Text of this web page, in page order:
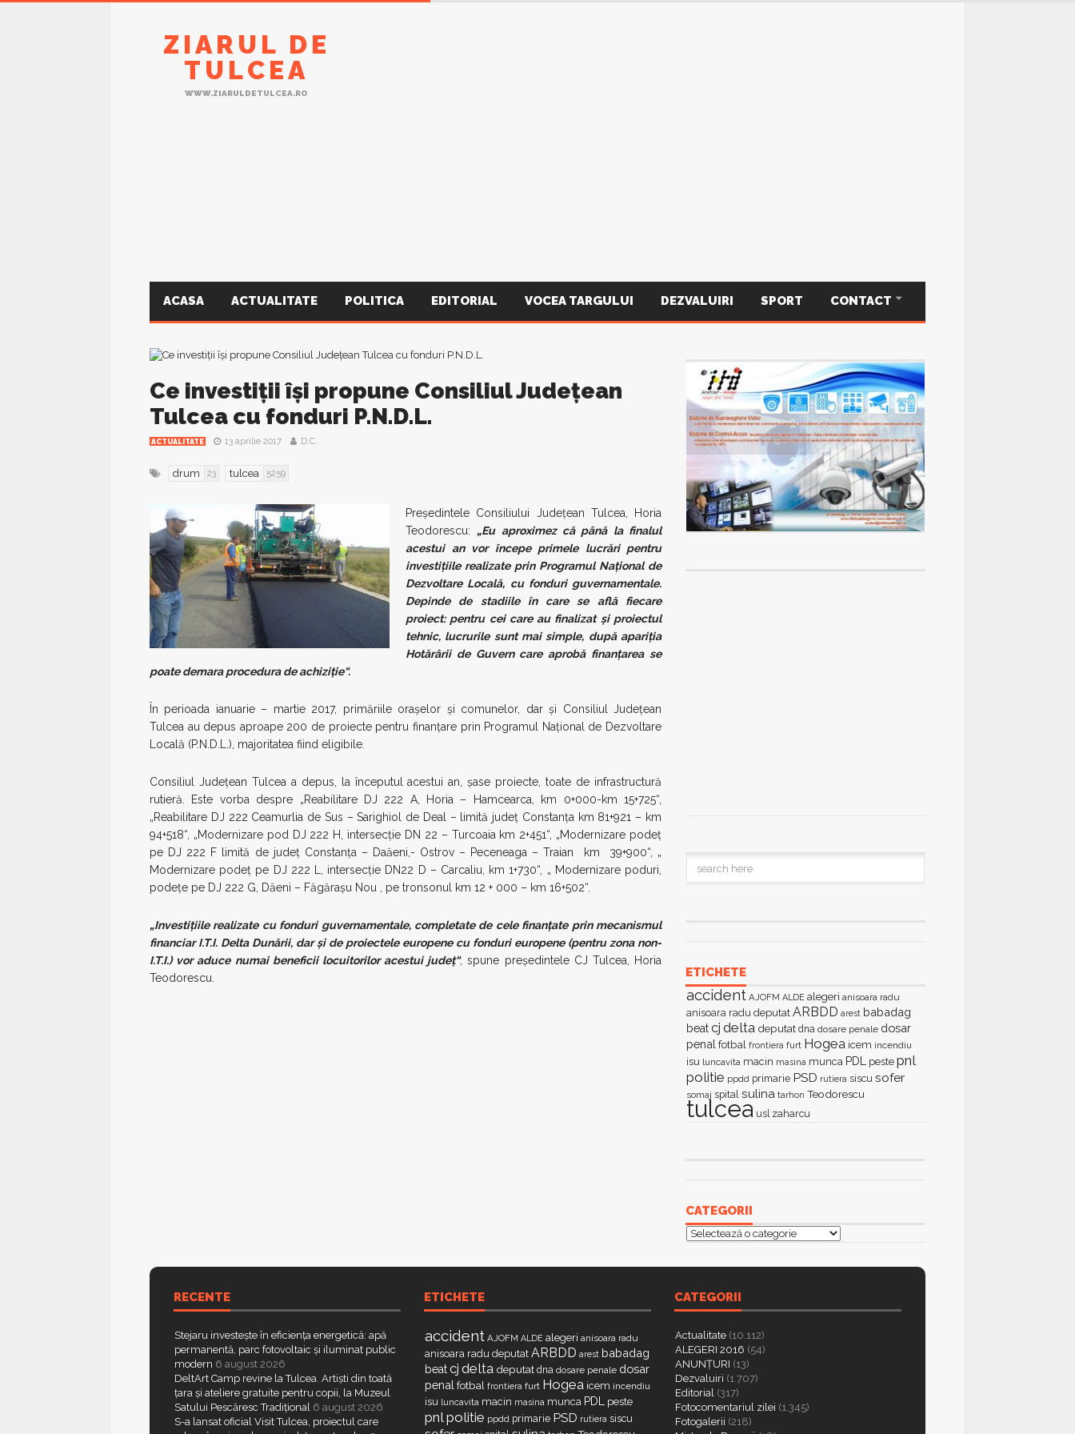
ZIARUL DE
TULCEA
WWW.ZIARULDETULCEA.RO
ACASA ACTUALITATE POLITICA EDITORIAL VOCEA TARGULUI DEZVALUIRI SPORT CONTACT
Ce investiții își propune Consiliul Județean
Tulcea cu fonduri P.N.D.L.
ACTUALITATE 13 aprilie 2017 D.C.
drum 23 tulcea 5259
Președintele Consiliului Județean Tulcea, Horia
Teodorescu: „Eu aproximez că până la finalul
acestui an vor începe primele lucrări pentru
investițiile realizate prin Programul Național de
Dezvoltare Locală, cu fonduri guvernamentale.
Depinde de stadiile în care se află fiecare
proiect: pentru cei care au finalizat și proiectul
tehnic, lucrurile sunt mai simple, după apariția
Hotărârii de Guvern care aprobă finanțarea se
poate demara procedura de achiziție“.
În perioada ianuarie – martie 2017, primăriile orașelor și comunelor, dar și Consiliul Județean
Tulcea au depus aproape 200 de proiecte pentru finanțare prin Programul Național de Dezvoltare
Locală (P.N.D.L.), majoritatea fiind eligibile.
Consiliul Județean Tulcea a depus, la începutul acestui an, șase proiecte, toate de infrastructură
rutieră. Este vorba despre „Reabilitare DJ 222 A, Horia – Hamcearca, km 0+000-km 15+725“,
„Reabilitare DJ 222 Ceamurlia de Sus – Sarighiol de Deal – limită județ Constanța km 81+921 – km
94+518“, „Modernizare pod DJ 222 H, intersecție DN 22 – Turcoaia km 2+451“, „Modernizare podeț
pe DJ 222 F limită de județ Constanța – Daăeni,- Ostrov – Peceneaga – Traian km 39+900“, „
Modernizare podeț pe DJ 222 L, intersecție DN22 D – Carcaliu, km 1+730“, „ Modernizare poduri,
podețe pe DJ 222 G, Dăeni – Făgărașu Nou , pe tronsonul km 12 + 000 – km 16+502“.
„Investițiile realizate cu fonduri guvernamentale, completate de cele finanțate prin mecanismul
financiar I.T.I. Delta Dunării, dar și de proiectele europene cu fonduri europene (pentru zona non-
I.T.I.) vor aduce numai beneficii locuitorilor acestui județ“, spune președintele CJ Tulcea, Horia
Teodorescu.
ETICHETE
accident AJOFM ALDE alegeri anisoara radu
anisoara radu deputat ARBDD arest babadag
beatcj delta deputat dna dosare penale dosar
penal fotbal frontiera furt Hogea icem incendiu
isu luncavita macin masina munca PDL peste pnl
politie ppdd primarie PSD rutiera siscu sofer
somaj spital sulina tarhon Teodorescu
tulcea usl zaharcu
CATEGORII
Categorii
RECENTE
Stejaru investește în eficiența energetică: apă
permanentă, parc fotovoltaic și iluminat public
modern 6 august 2026
DeltArt Camp revine la Tulcea. Artiști din toată
țara și ateliere gratuite pentru copii, la Muzeul
Satului Pescăresc Tradițional 6 august 2026
S-a lansat oficial Visit Tulcea, proiectul care
ETICHETE
accident AJOFM ALDE alegeri anisoara radu
anisoara radu deputat ARBDD arest babadag
beatcj delta deputat dna dosare penale dosar
penal fotbal frontiera furt Hogea icem incendiu
isu luncavita macin masina munca PDL peste
pnl politie ppdd primarie PSD rutiera siscu
CATEGORII
Actualitate (10.112)
ALEGERI 2016 (54)
ANUNȚURI (13)
Dezvaluiri (1.707)
Editorial (317)
Fotocomentariul zilei (1.345)
Fotogalerii (218)